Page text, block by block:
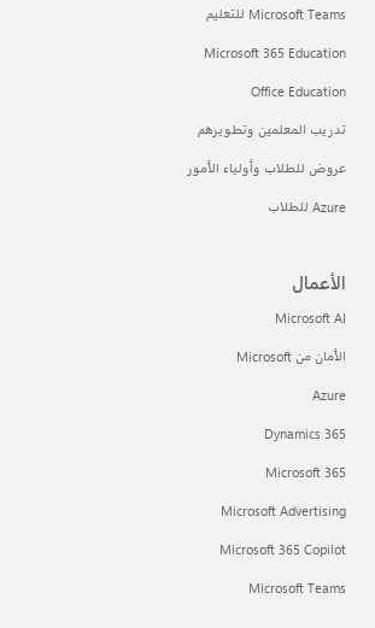
Microsoft Teams للتعليم
Microsoft 365 Education
Office Education
تدريب المعلمين وتطويرهم
عروض للطلاب وأولياء الأمور
Azure للطلاب
الأعمال
Microsoft AI
الأمان من Microsoft
Azure
Dynamics 365
Microsoft 365
Microsoft Advertising
Microsoft 365 Copilot
Microsoft Teams